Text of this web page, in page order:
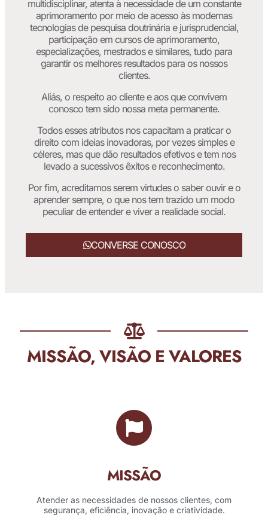
multidisciplinar, atenta à necessidade de um constante
aprimoramento por meio de acesso às modernas
tecnologias de pesquisa doutrinária e jurisprudencial,
participação em cursos de aprimoramento,
especializações, mestrados e similares, tudo para
garantir os melhores resultados para os nossos
clientes.
Aliás, o respeito ao cliente e aos que convivem
conosco tem sido nossa meta permanente.
Todos esses atributos nos capacitam a praticar o
direito com ideias inovadoras, por vezes simples e
céleres, mas que dão resultados efetivos e tem nos
levado a sucessivos êxitos e reconhecimento.
Por fim, acreditamos serem virtudes o saber ouvir e o
aprender sempre, o que nos tem trazido um modo
peculiar de entender e viver a realidade social.
CONVERSE CONOSCO
MISSÃO, VISÃO E VALORES
MISSÃO
Atender as necessidades de nossos clientes, com
segurança, eficiência, inovação e criatividade.